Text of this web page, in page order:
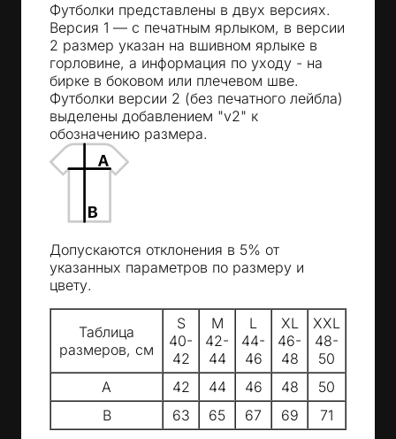
Футболки представлены в двух версиях.
Версия 1 — с печатным ярлыком, в версии
2 размер указан на вшивном ярлыке в
горловине, а информация по уходу - на
бирке в боковом или плечевом шве.
Футболки версии 2 (без печатного лейбла)
выделены добавлением "v2" к
обозначению размера.
Допускаются отклонения в 5% от
указанных параметров по размеру и
цвету.
Таблица
размеров, см
S
40-
42
M
42-
44
L
44-
46
XL
46-
48
XXL
48-
50
A
42 44 46 48
50
B
63 65 67 69 71